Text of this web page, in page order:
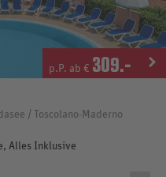
p.P. ab € 309.-
/ Toscolano-Maderno
Alles Inklusive